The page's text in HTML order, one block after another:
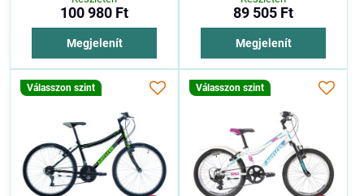
100 980 Ft
Megjelenít
89 505 Ft
Megjelenít
Válasszon szint Válasszon szint